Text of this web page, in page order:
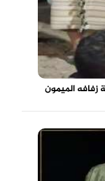
الميمون